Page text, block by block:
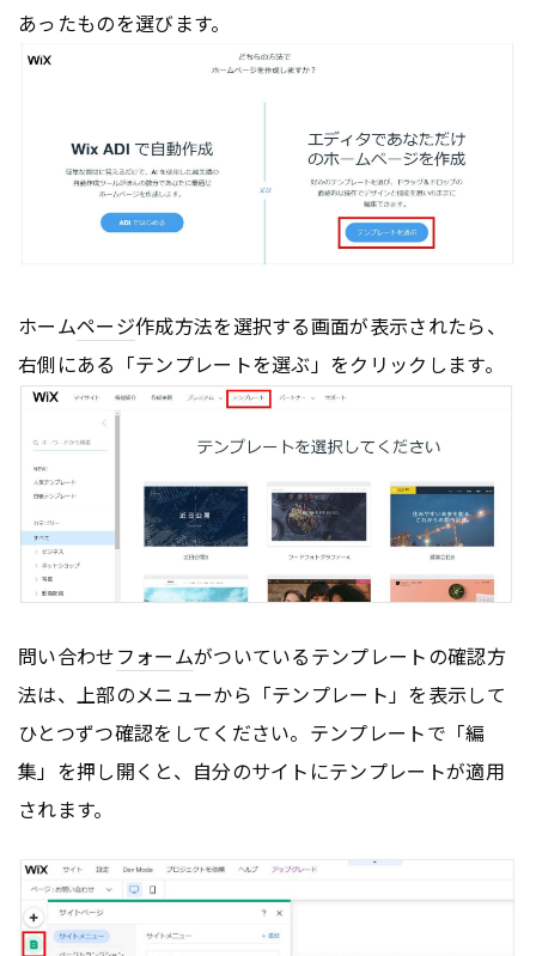
あったものを選びます。
ホームページ作成方法を選択する画面が表示されたら、
右側にある「テンプレートを選ぶ」をクリックします。
問い合わせフォームがついているテンプレートの確認方
法は、上部のメニューから「テンプレート」を表示して
ひとつずつ確認をしてください。テンプレートで「編
集」を押し開くと、自分のサイトにテンプレートが適用
されます。